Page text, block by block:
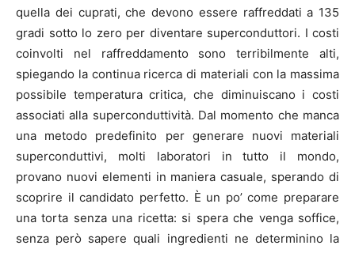
quella dei cuprati, che devono essere raffreddati a 135
gradi sotto lo zero per diventare superconduttori. I costi
coinvolti nel raffreddamento sono terribilmente alti,
spiegando la continua ricerca di materiali con la massima
possibile temperatura critica, che diminuiscano i costi
associati alla superconduttività. Dal momento che manca
una metodo predefinito per generare nuovi materiali
superconduttivi, molti laboratori in tutto il mondo,
provano nuovi elementi in maniera casuale, sperando di
scoprire il candidato perfetto. È un po’ come preparare
una torta senza una ricetta: si spera che venga soffice,
senza però sapere quali ingredienti ne determinino la